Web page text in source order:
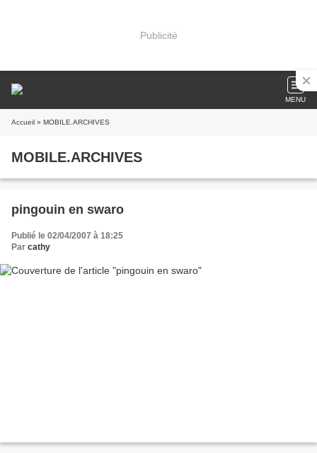
Publicité
MENU
Accueil » MOBILE.ARCHIVES
MOBILE.ARCHIVES
pingouin en swaro
Publié le 02/04/2007 à 18:25
Par cathy